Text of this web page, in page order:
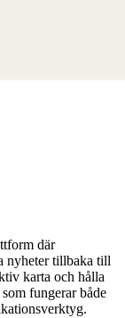
där
nyheter tillbaka till
karta och hålla
fungerar både